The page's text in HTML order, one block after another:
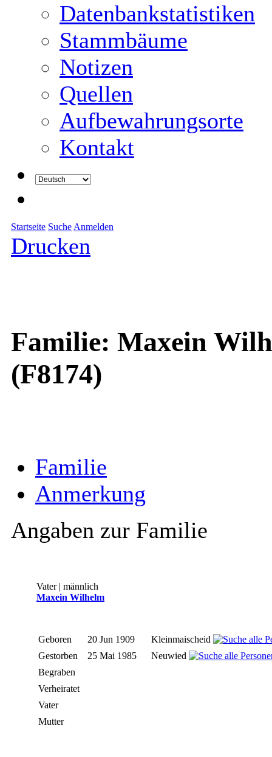
Datenbankstatistiken
Stammbäume
Notizen
Quellen
Aufbewahrungsorte
Kontakt
Startseite Suche Anmelden
Drucken
Familie: Maxein
(F8174)
Familie
Anmerkung
Angaben zur Familie
Vater | männlich
Maxein Wilhelm
Geboren 20 Jun 1909
Kleinmaischeid
Gestorben
25 Mai 1985
Neuwied
Begraben
Verheiratet
Vater
Mutter